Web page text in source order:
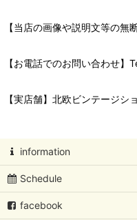
【当店の画像や説明文等の無
【お電話でのお問い合わせ
【実店舗】北欧ビンテージ
information
Schedule
facebook